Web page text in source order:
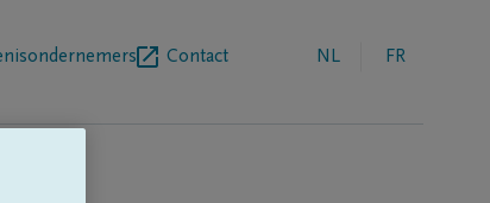
Contact NL FR